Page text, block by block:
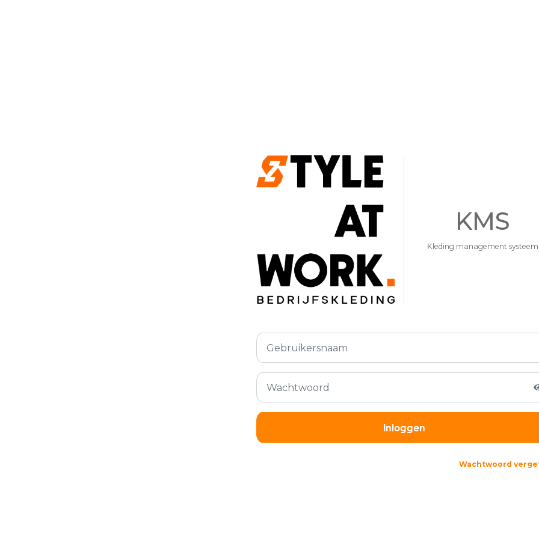
KMS
Kleding management systeem
Wachtwoord